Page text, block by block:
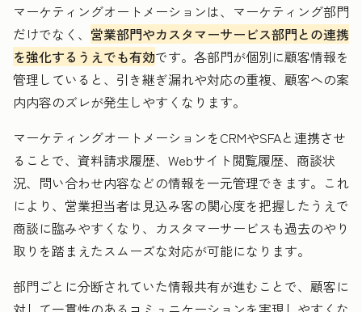
マーケティングオートメーションは、マーケティング部門
だけでなく、 営業部門やカスタマーサービス部門との連携
を強化するうえでも有効です。各部門が個別に顧客情報を
管理していると、引き継ぎ漏れや対応の重複、顧客への案
内内容のズレが発生しやすくなります。
マーケティングオートメーションをCRMやSFAと連携させ
ることで、資料請求履歴、Webサイト閲覧履歴、商談状
況、問い合わせ内容などの情報を一元管理できます。これ
により、営業担当者は見込み客の関心度を把握したうえで
商談に臨みやすくなり、カスタマーサービスも過去のやり
取りを踏まえたスムーズな対応が可能になります。
部門ごとに分断されていた情報共有が進むことで、顧客に